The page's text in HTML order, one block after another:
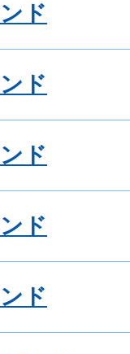
ド
ド
ド
ド
ド